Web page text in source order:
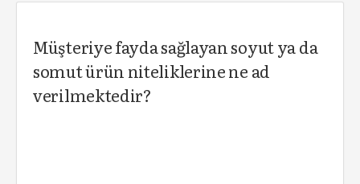
Müşteriye fayda sağlayan soyut ya da
somut ürün niteliklerine ne ad
verilmektedir?